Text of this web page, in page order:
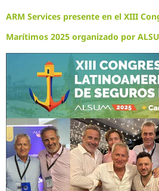
ARM Services presente en el XIII
Marítimos 2025 organizado por